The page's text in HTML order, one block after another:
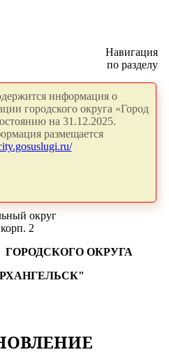
Навигация
по разделу
информация о
городского округа «Город
на 31.12.2025.
размещается
округ
2
ГОРОДСКОГО ОКРУГА